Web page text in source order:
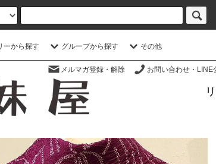
ーから探す グループから探す その他
メルマガ登録・解除 お問い合わせ・LINE